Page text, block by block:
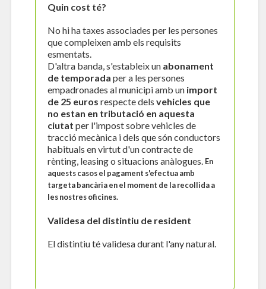
Quin cost té?
No hi ha taxes associades per les persones
que compleixen amb els requisits
esmentats.
D'altra banda, s'estableix un abonament
de temporada per a les persones
empadronades al municipi amb un import
de 25 euros respecte dels vehicles que
no estan en tributació en aquesta
ciutat per l'impost sobre vehicles de
tracció mecànica i dels que són conductors
habituals en virtut d'un contracte de
rènting, leasing o situacions anàlogues. En
aquests casos el pagament s'efectua amb
targeta bancària en el moment de la recollida a
les nostres oficines.
Validesa del distintiu de resident
El distintiu té validesa durant l'any natural.